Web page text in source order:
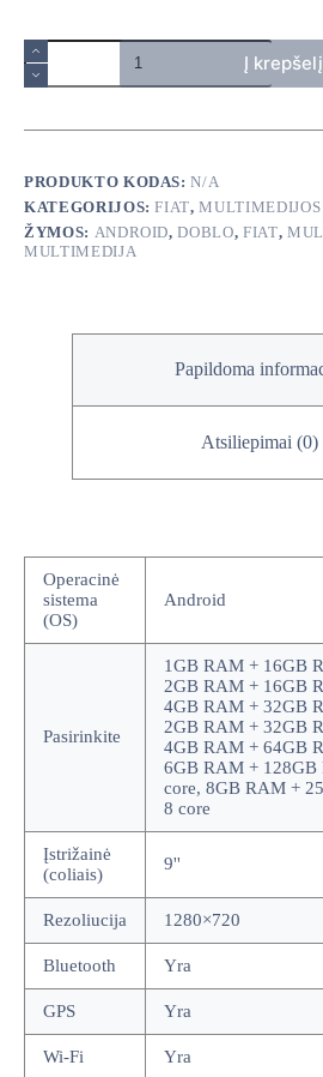
produkto
kiekis:
Fiat
2005-
multimedija
Į krepšelį
PRODUKTO KODAS:N/A
KATEGORIJOS:FIAT,MULTIMEDIJOS
ŽYMOS: ANDROID,DOBLO, FIAT,
MULTIMEDIJA
Papildoma
Atsiliepimai (0)
Operacinė
sistema
(OS)
Android
Pasirinkite
1GB RAM + 16GB
2GB RAM + 16GB
4GB RAM + 32GB
2GB RAM + 32GB
4GB RAM + 64GB
6GB RAM + 128GB
core, 8GB RAM +
8 core
Įstrižainė
(coliais)
9''
Rezoliucija 1280×720
Bluetooth Yra
GPS Yra
Wi-Fi Yra